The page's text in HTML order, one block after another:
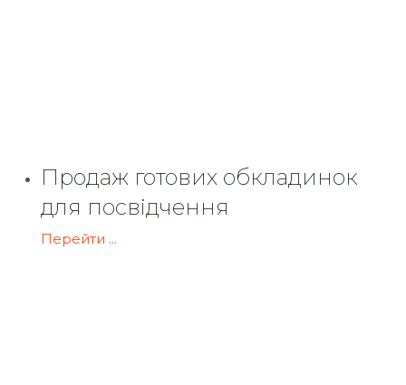
Продаж готових обкладинок
для посвідчення
Перейти ...